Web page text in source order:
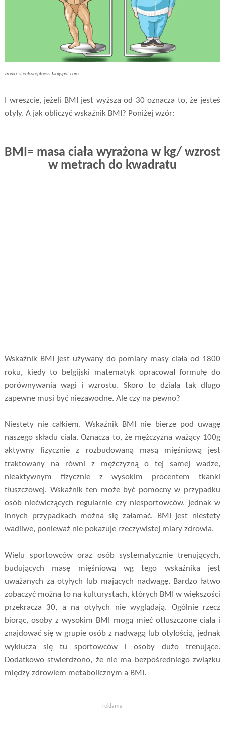
źródło: steelcorefitness.blogspot.com
I wreszcie, jeżeli BMI jest wyższa od 30 oznacza to, że jesteś
otyły. A jak obliczyć wskaźnik BMI? Poniżej wzór:
BMI= masa ciała wyrażona w kg/ wzrost
w metrach do kwadratu
Wskaźnik BMI jest używany do pomiary masy ciała od 1800
roku, kiedy to belgijski matematyk opracował formułę do
porównywania wagi i wzrostu. Skoro to działa tak długo
zapewne musi być niezawodne. Ale czy na pewno?
Niestety nie całkiem. Wskaźnik BMI nie bierze pod uwagę
naszego składu ciała. Oznacza to, że mężczyzna ważący 100g
aktywny fizycznie z rozbudowaną masą mięśniową jest
traktowany na równi z mężczyzną o tej samej wadze,
nieaktywnym fizycznie z wysokim procentem tkanki
tłuszczowej. Wskaźnik ten może być pomocny w przypadku
osób niećwiczących regularnie czy niesportowców, jednak w
innych przypadkach można się załamać. BMI jest niestety
wadliwe, ponieważ nie pokazuje rzeczywistej miary zdrowia.
Wielu sportowców oraz osób systematycznie trenujących,
budujących masę mięśniową wg tego wskaźnika jest
uważanych za otyłych lub mających nadwagę. Bardzo łatwo
zobaczyć można to na kulturystach, których BMI w większości
przekracza 30, a na otyłych nie wyglądają. Ogólnie rzecz
biorąc, osoby z wysokim BMI mogą mieć otłuszczone ciała i
znajdować się w grupie osób z nadwagą lub otyłością, jednak
wyklucza się tu sportowców i osoby dużo trenujące.
Dodatkowo stwierdzono, że nie ma bezpośredniego związku
między zdrowiem metabolicznym a BMI.
reklama